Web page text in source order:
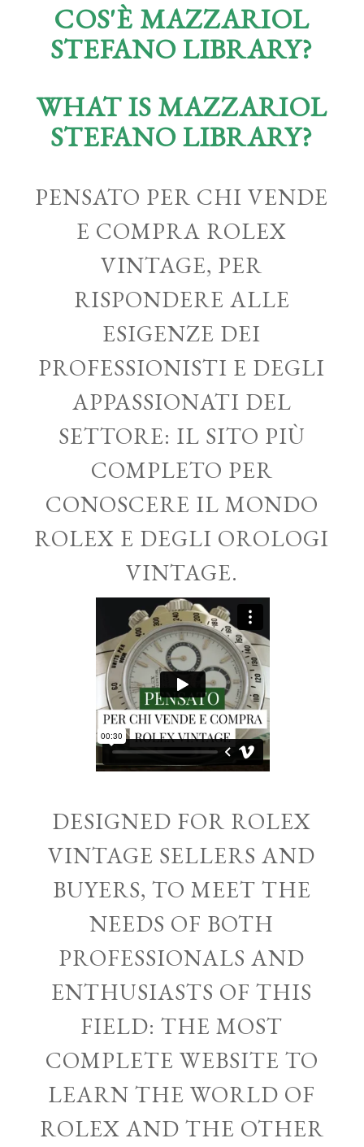
COS'È MAZZARIOL
STEFANO LIBRARY?
WHAT IS MAZZARIOL
STEFANO LIBRARY?
PENSATO PER CHI VENDE
E COMPRA ROLEX
VINTAGE, PER
RISPONDERE ALLE
ESIGENZE DEI
PROFESSIONISTI E DEGLI
APPASSIONATI DEL
SETTORE: IL SITO PIÙ
COMPLETO PER
CONOSCERE IL MONDO
ROLEX E DEGLI OROLOGI
VINTAGE.
DESIGNED FOR ROLEX
VINTAGE SELLERS AND
BUYERS, TO MEET THE
NEEDS OF BOTH
PROFESSIONALS AND
ENTHUSIASTS OF THIS
FIELD: THE MOST
COMPLETE WEBSITE TO
LEARN THE WORLD OF
ROLEX AND THE OTHER